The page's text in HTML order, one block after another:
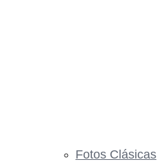
Fotos Clásicas